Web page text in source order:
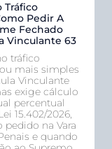
Tráfico
Pedir A
Fechado
Vinculante 63
tráfico
mais simples
Vinculante
exige cálculo
percentual
15.402/2026,
na Vara
e quando